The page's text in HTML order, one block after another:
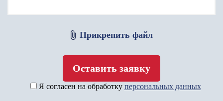
Прикрепить файл
Я согласен на обработку персональных данных